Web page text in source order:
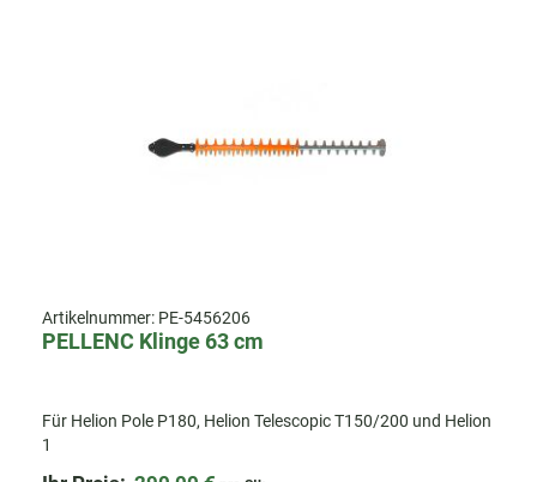
Artikelnummer: PE-5456206
PELLENC Klinge 63 cm
Für Helion Pole P180, Helion Telescopic T150/200 und Helion
1